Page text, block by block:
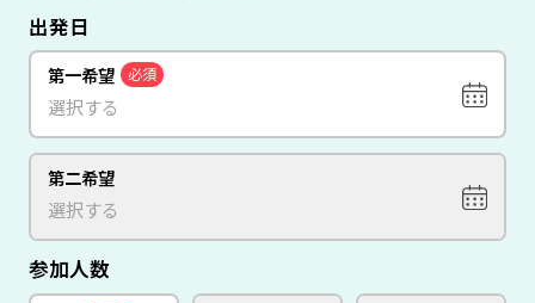
出発日
第一希望 必須
第二希望
参加人数